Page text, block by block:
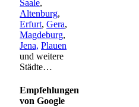
Saale,
Altenburg,
Erfurt,Gera,
Magdeburg,
Jena, Plauen
und weitere
Städte…
Empfehlungen
von Google